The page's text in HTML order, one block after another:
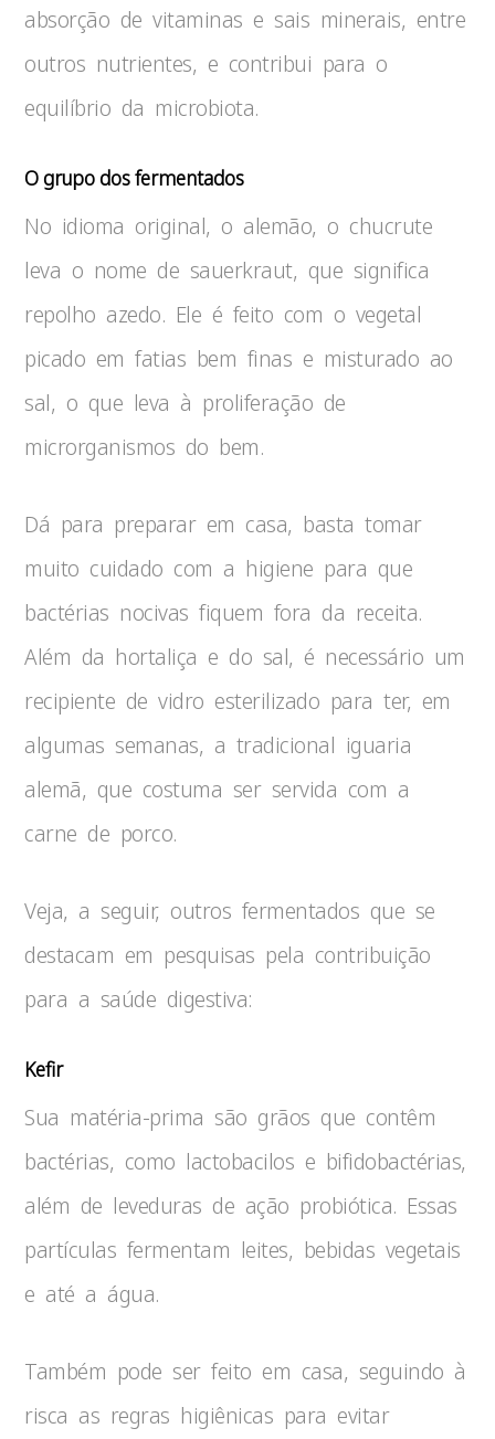
absorção de vitaminas e sais minerais, entre
outros nutrientes, e contribui para o
equilíbrio da microbiota.
O grupo dos fermentados
No idioma original, o alemão, o chucrute
leva o nome de sauerkraut, que significa
repolho azedo. Ele é feito com o vegetal
picado em fatias bem finas e misturado ao
sal, o que leva à proliferação de
microrganismos do bem.
Dá para preparar em casa, basta tomar
muito cuidado com a higiene para que
bactérias nocivas fiquem fora da receita.
Além da hortaliça e do sal, é necessário um
recipiente de vidro esterilizado para ter, em
algumas semanas, a tradicional iguaria
alemã, que costuma ser servida com a
carne de porco.
Veja, a seguir, outros fermentados que se
destacam em pesquisas pela contribuição
para a saúde digestiva:
Kefir
Sua matéria-prima são grãos que contêm
bactérias, como lactobacilos e bifidobactérias,
além de leveduras de ação probiótica. Essas
partículas fermentam leites, bebidas vegetais
e até a água.
Também pode ser feito em casa, seguindo à
risca as regras higiênicas para evitar